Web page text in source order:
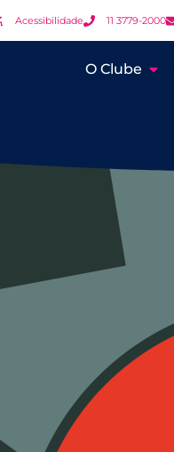
Acessibilidade 11 3779-2000
O Clube